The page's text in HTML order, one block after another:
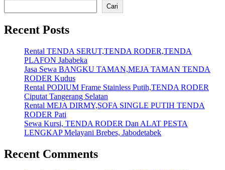
Cari
Recent Posts
Rental TENDA SERUT,TENDA RODER,TENDA
PLAFON Jababeka
Jasa Sewa BANGKU TAMAN,MEJA TAMAN TENDA
RODER Kudus
Rental PODIUM Frame Stainless Putih,TENDA RODER
Ciputat Tangerang Selatan
Rental MEJA DIRMY,SOFA SINGLE PUTIH TENDA
RODER Pati
Sewa Kursi, TENDA RODER Dan ALAT PESTA
LENGKAP Melayani Brebes, Jabodetabek
Recent Comments